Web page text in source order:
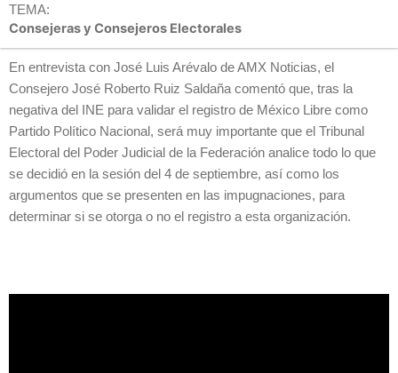
TEMA:
Consejeras y Consejeros Electorales
En entrevista con José Luis Arévalo de AMX Noticias, el
Consejero José Roberto Ruiz Saldaña comentó que, tras la
negativa del INE para validar el registro de México Libre como
Partido Político Nacional, será muy importante que el Tribunal
Electoral del Poder Judicial de la Federación analice todo lo que
se decidió en la sesión del 4 de septiembre, así como los
argumentos que se presenten en las impugnaciones, para
determinar si se otorga o no el registro a esta organización.